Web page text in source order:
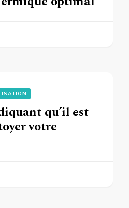
qu’il est
votre